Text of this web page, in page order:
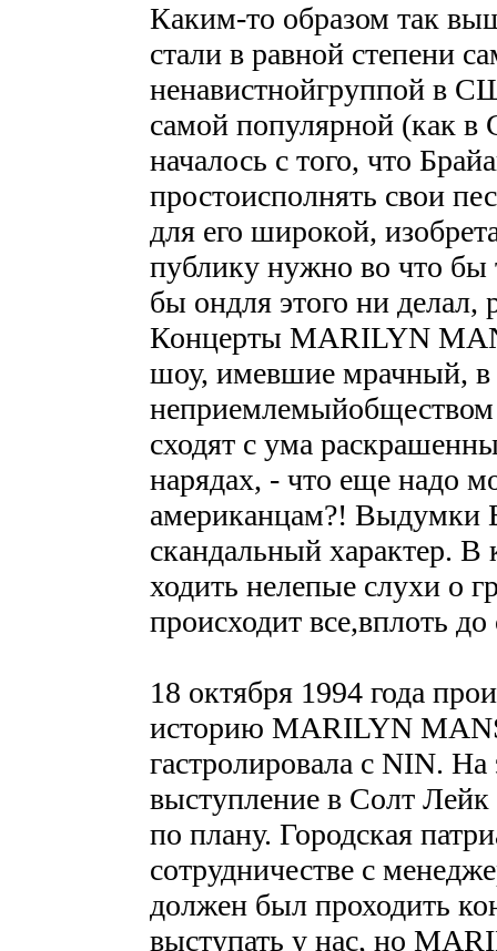
Каким-то образом так
стали в равной степени
ненавистнойгруппой в
самой популярной (как
началось с того, что
простоисполнять свои
для его широкой,
публику нужно во что бы
бы ондля этого ни делал,
Концерты MARILYN
шоу, имевшие мрачный, в
неприемлемыйобществом
сходят с ума
нарядах, - что еще надо
американцам?! Выдумки
скандальный характер. В
ходить нелепые слухи о
происходит все,вплоть
18 октября 1994 года
историю MARILYN
гастролировала с NIN.
выступление в Солт
по плану. Городская
сотрудничестве с
должен был проходить
выступать у нас, но